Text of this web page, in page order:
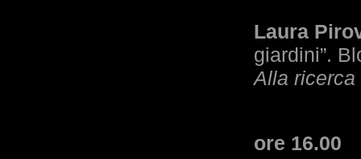
Laura
giardini”.
Alla
ore 16.00